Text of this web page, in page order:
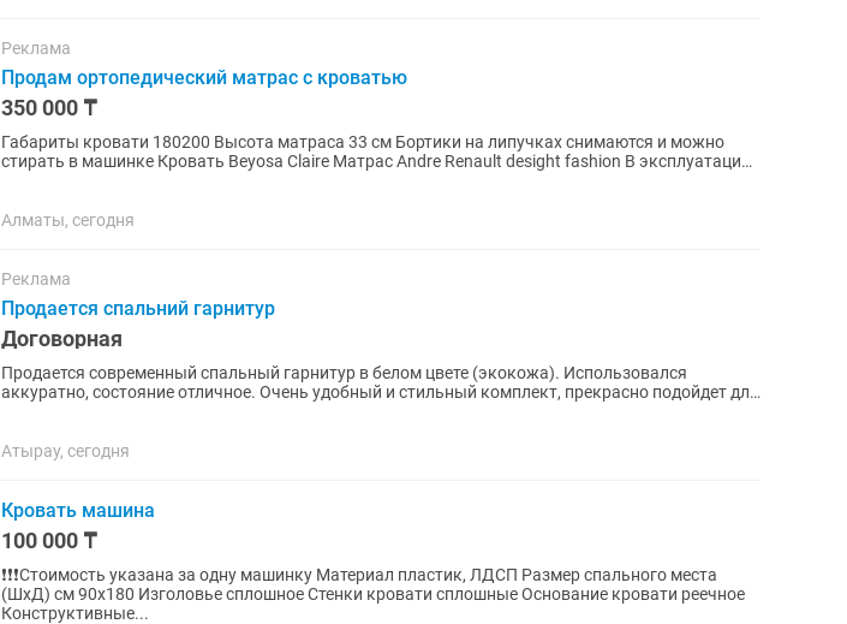
Реклама
Продам ортопедический матрас с кроватью
350 000 ₸
Габариты кровати 180200 Высота матраса 33 см Бортики на липучках снимаются и можно
стирать в машинке Кровать Beyosa Claire Матрас Andre Renault desight fashion В эксплуатации
Алматы, сегодня
Реклама
Продается спальний гарнитур
Договорная
Продается современный спальный гарнитур в белом цвете (экокожа). Использовался
аккуратно, состояние отличное. Очень удобный и стильный комплект, прекрасно подойдет для
Атырау, сегодня
Кровать машина
100 000 ₸
❗❗❗Стоимость указана за одну машинку Материал пластик, ЛДСП Размер спального места
(ШхД) см 90x180 Изголовье сплошное Стенки кровати сплошные Основание кровати реечное
Конструктивные...